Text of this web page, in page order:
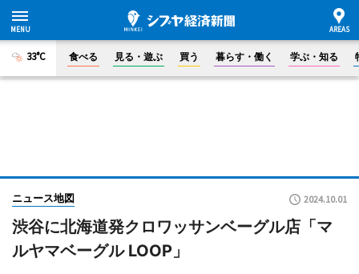
33°C 食べる 見る・遊ぶ 買う 暮らす・働く 学ぶ・知る
ニュース地図 2024.10.01
渋谷に北海道発クロワッサンベーグル店「マ
ルヤマベーグル LOOP」